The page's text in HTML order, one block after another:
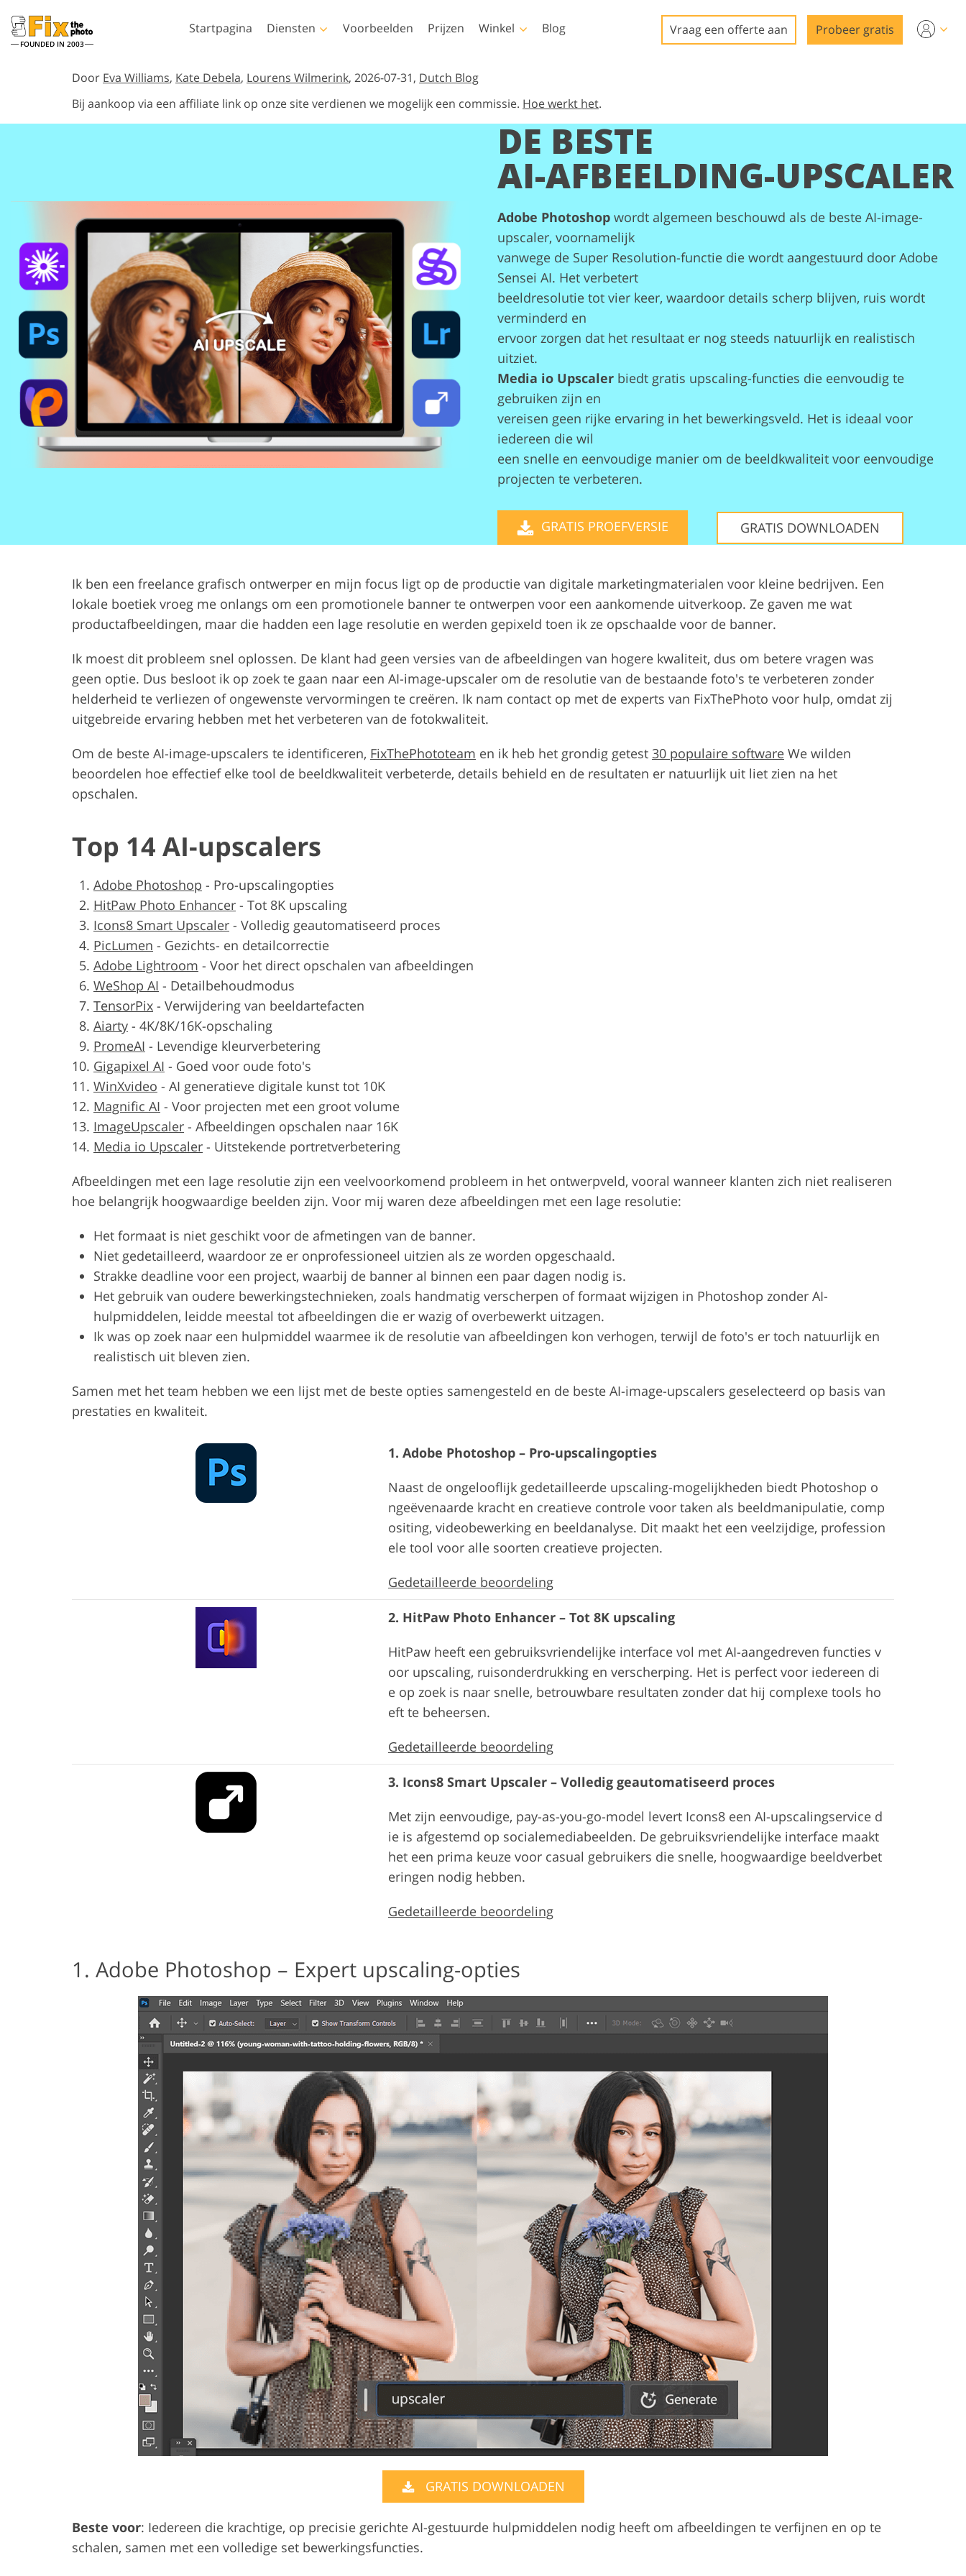
FOUNDED IN 2003
Startpagina Diensten
Pasgeboren fotobewerking
Fotobewerking van
onroerend goed
Trouwfoto's bewerken
Door AI gegenereerde
modellen voor kleding
Fotomanipulatie Foto Restauratie
Productfoto's bewerken Sieraden Fotobewerking AI-trainingsgegevens Videobewerkingsservices
Voorbeelden Prijzen Winkel
Lightroom
beste aanbieding
Mobiele voorinstellingen
Photoshop
Volledige Ps Overlays-
Templates
Huwelijksuitnodigingen
videobewerking
Professionele video-
overlays
Blog Vraag een offerte aan Probeer gratis
Door Eva Williams, Kate Debela, Lourens Wilmerink, 2026-07-31, Dutch Blog
Bij aankoop via een affiliate link op onze site verdienen we mogelijk een commissie. Hoe werkt het.
DE BESTE
AI-AFBEELDING-UPSCALER
Adobe Photoshop wordt algemeen beschouwd als de beste AI-image-
upscaler, voornamelijk
vanwege de Super Resolution-functie die wordt aangestuurd door Adobe
Sensei AI. Het verbetert
beeldresolutie tot vier keer, waardoor details scherp blijven, ruis wordt
verminderd en
ervoor zorgen dat het resultaat er nog steeds natuurlijk en realistisch
uitziet.
Media io Upscaler biedt gratis upscaling-functies die eenvoudig te
gebruiken zijn en
vereisen geen rijke ervaring in het bewerkingsveld. Het is ideaal voor
iedereen die wil
een snelle en eenvoudige manier om de beeldkwaliteit voor eenvoudige
projecten te verbeteren.
GRATIS PROEFVERSIE GRATIS DOWNLOADEN
Ik ben een freelance grafisch ontwerper en mijn focus ligt op de productie van digitale marketingmaterialen voor kleine bedrijven. Een
lokale boetiek vroeg me onlangs om een promotionele banner te ontwerpen voor een aankomende uitverkoop. Ze gaven me wat
productafbeeldingen, maar die hadden een lage resolutie en werden gepixeld toen ik ze opschaalde voor de banner.
Ik moest dit probleem snel oplossen. De klant had geen versies van de afbeeldingen van hogere kwaliteit, dus om betere vragen was
geen optie. Dus besloot ik op zoek te gaan naar een AI-image-upscaler om de resolutie van de bestaande foto's te verbeteren zonder
helderheid te verliezen of ongewenste vervormingen te creëren. Ik nam contact op met de experts van FixThePhoto voor hulp, omdat zij
uitgebreide ervaring hebben met het verbeteren van de fotokwaliteit.
Om de beste AI-image-upscalers te identificeren, FixThePhototeam en ik heb het grondig getest 30 populaire software We wilden
beoordelen hoe effectief elke tool de beeldkwaliteit verbeterde, details behield en de resultaten er natuurlijk uit liet zien na het
opschalen.
Top 14 AI-upscalers
Adobe Photoshop - Pro-upscalingopties
HitPaw Photo Enhancer - Tot 8K upscaling
Icons8 Smart Upscaler - Volledig geautomatiseerd proces
PicLumen - Gezichts- en detailcorrectie
Adobe Lightroom - Voor het direct opschalen van afbeeldingen
WeShop AI - Detailbehoudmodus
TensorPix - Verwijdering van beeldartefacten
Aiarty - 4K/8K/16K-opschaling
PromeAI - Levendige kleurverbetering
Gigapixel AI - Goed voor oude foto's
WinXvideo - AI generatieve digitale kunst tot 10K
Magnific AI - Voor projecten met een groot volume
ImageUpscaler - Afbeeldingen opschalen naar 16K
Media io Upscaler - Uitstekende portretverbetering
Afbeeldingen met een lage resolutie zijn een veelvoorkomend probleem in het ontwerpveld, vooral wanneer klanten zich niet realiseren
hoe belangrijk hoogwaardige beelden zijn. Voor mij waren deze afbeeldingen met een lage resolutie:
Het formaat is niet geschikt voor de afmetingen van de banner.
Niet gedetailleerd, waardoor ze er onprofessioneel uitzien als ze worden opgeschaald.
Strakke deadline voor een project, waarbij de banner al binnen een paar dagen nodig is.
Het gebruik van oudere bewerkingstechnieken, zoals handmatig verscherpen of formaat wijzigen in Photoshop zonder AI-
hulpmiddelen, leidde meestal tot afbeeldingen die er wazig of overbewerkt uitzagen.
Ik was op zoek naar een hulpmiddel waarmee ik de resolutie van afbeeldingen kon verhogen, terwijl de foto's er toch natuurlijk en
realistisch uit bleven zien.
Samen met het team hebben we een lijst met de beste opties samengesteld en de beste AI-image-upscalers geselecteerd op basis van
prestaties en kwaliteit.
1. Adobe Photoshop – Pro-upscalingopties
Naast de ongelooflijk gedetailleerde upscaling-mogelijkheden biedt Photoshop o
ngeëvenaarde kracht en creatieve controle voor taken als beeldmanipulatie, comp
ositing, videobewerking en beeldanalyse. Dit maakt het een veelzijdige, profession
ele tool voor alle soorten creatieve projecten.
Gedetailleerde beoordeling
2. HitPaw Photo Enhancer – Tot 8K upscaling
HitPaw heeft een gebruiksvriendelijke interface vol met AI-aangedreven functies v
oor upscaling, ruisonderdrukking en verscherping. Het is perfect voor iedereen di
e op zoek is naar snelle, betrouwbare resultaten zonder dat hij complexe tools ho
eft te beheersen.
Gedetailleerde beoordeling
3. Icons8 Smart Upscaler – Volledig geautomatiseerd proces
Met zijn eenvoudige, pay-as-you-go-model levert Icons8 een AI-upscalingservice d
ie is afgestemd op socialemediabeelden. De gebruiksvriendelijke interface maakt
het een prima keuze voor casual gebruikers die snelle, hoogwaardige beeldverbet
eringen nodig hebben.
Gedetailleerde beoordeling
1. Adobe Photoshop – Expert upscaling-opties
GRATIS DOWNLOADEN
Beste voor: Iedereen die krachtige, op precisie gerichte AI-gestuurde hulpmiddelen nodig heeft om afbeeldingen te verfijnen en op te
schalen, samen met een volledige set bewerkingsfuncties.